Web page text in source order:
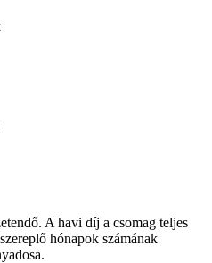
A havi díj a csomag teljes
hónapok számának